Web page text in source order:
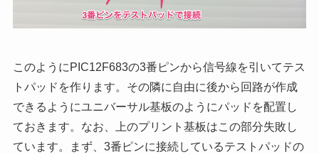
このようにPIC12F683の3番ピンから信号線を引いてテス
トパッドを作ります。その隣に自由に後から回路が作成
できるようにユニバーサル基板のようにパッドを配置し
ておきます。なお、上のプリント基板はこの部分失敗し
ています。まず、3番ピンに接続しているテストパッドの